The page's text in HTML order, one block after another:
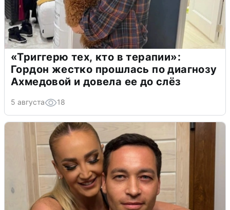
«Триггерю тех, кто в терапии»:
Гордон жестко прошлась по диагнозу
Ахмедовой и довела ее до слёз
5 августа 18